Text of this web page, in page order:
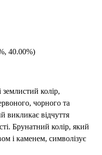
40.00%)
колір,
чорного та
викликає відчуття
Брунатний колір, який
і каменем, символізує